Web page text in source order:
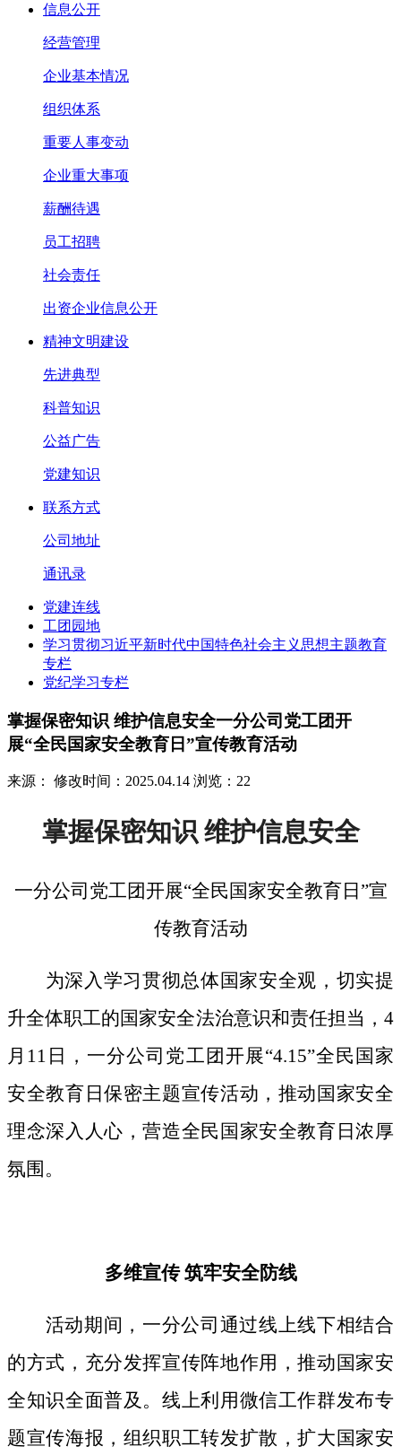
信息公开
经营管理
企业基本情况
组织体系
重要人事变动
企业重大事项
薪酬待遇
员工招聘
社会责任
出资企业信息公开
精神文明建设
先进典型
科普知识
公益广告
党建知识
联系方式
公司地址
通讯录
党建连线
工团园地
学习贯彻习近平新时代中国特色社会主义思想主题教育
专栏
党纪学习专栏
掌握保密知识 维护信息安全一分公司党工团开
展“全民国家安全教育日”宣传教育活动
来源： 修改时间：2025.04.14 浏览：22
掌握保密知识 维护信息安全
一分公司党工团开展“全民国家安全教育日”宣
传教育活动
为深入学习贯彻总体国家安全观，切实提
升全体职工的国家安全法治意识和责任担当， 4
月11日，一分公司党工团开展“4.15”全民国家
安全教育日保密主题宣传活动，推动国家安全
理念深入人心，营造全民国家安全教育日浓厚
氛围。
多维宣传筑牢安全防线
活动期间， 一分公司通过线上线下相结合
的方式， 充分发挥宣传阵地作用，推动国家安
全知识全面普及。线上利用微信工作群发布专
题宣传海报，组织职工转发扩散，扩大国家安